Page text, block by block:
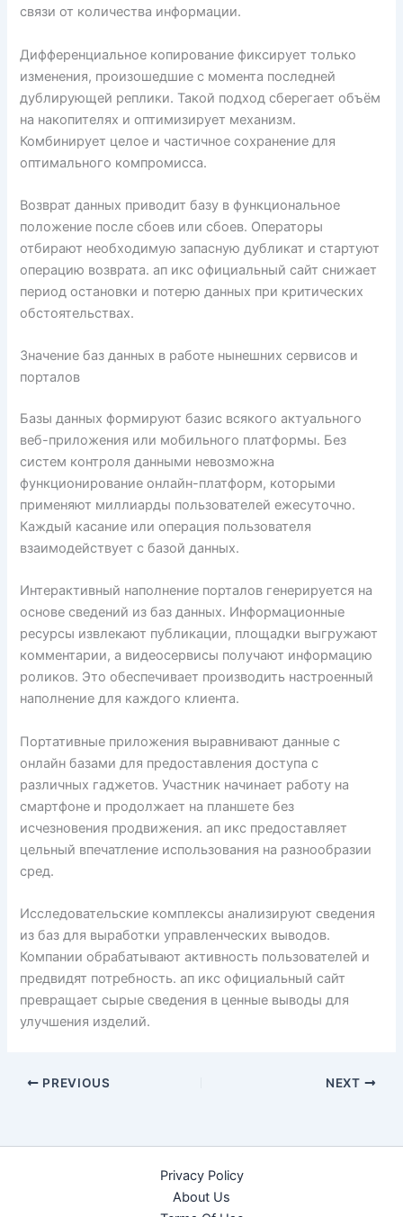
связи от количества информации.
Дифференциальное копирование фиксирует только
изменения, произошедшие с момента последней
дублирующей реплики. Такой подход сберегает объём
на накопителях и оптимизирует механизм.
Комбинирует целое и частичное сохранение для
оптимального компромисса.
Возврат данных приводит базу в функциональное
положение после сбоев или сбоев. Операторы
отбирают необходимую запасную дубликат и стартуют
операцию возврата. ап икс официальный сайт снижает
период остановки и потерю данных при критических
обстоятельствах.
Значение баз данных в работе нынешних сервисов и
порталов
Базы данных формируют базис всякого актуального
веб-приложения или мобильного платформы. Без
систем контроля данными невозможна
функционирование онлайн-платформ, которыми
применяют миллиарды пользователей ежесуточно.
Каждый касание или операция пользователя
взаимодействует с базой данных.
Интерактивный наполнение порталов генерируется на
основе сведений из баз данных. Информационные
ресурсы извлекают публикации, площадки выгружают
комментарии, а видеосервисы получают информацию
роликов. Это обеспечивает производить настроенный
наполнение для каждого клиента.
Портативные приложения выравнивают данные с
онлайн базами для предоставления доступа с
различных гаджетов. Участник начинает работу на
смартфоне и продолжает на планшете без
исчезновения продвижения. ап икс предоставляет
цельный впечатление использования на разнообразии
сред.
Исследовательские комплексы анализируют сведения
из баз для выработки управленческих выводов.
Компании обрабатывают активность пользователей и
предвидят потребность. ап икс официальный сайт
превращает сырые сведения в ценные выводы для
улучшения изделий.
PREVIOUS NEXT
Privacy Policy
About Us